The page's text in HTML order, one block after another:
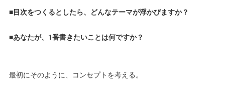
■目次をつくるとしたら、どんなテーマが浮かびますか？
■あなたが、1番書きたいことは何ですか？
最初にそのように、コンセプトを考える。